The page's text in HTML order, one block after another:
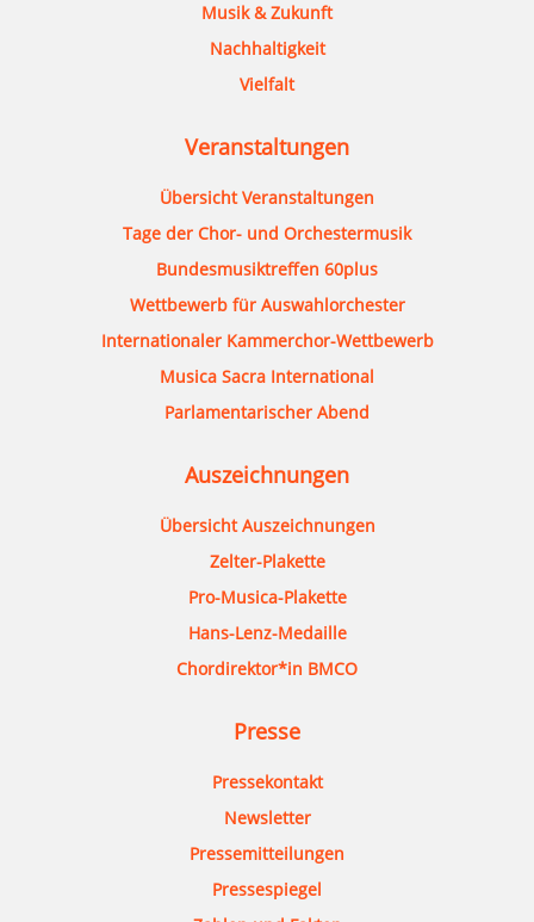
Musik & Zukunft
Nachhaltigkeit
Vielfalt
Veranstaltungen
Übersicht Veranstaltungen
Tage der Chor- und Orchestermusik
Bundesmusiktreffen 60plus
Wettbewerb für Auswahlorchester
Internationaler Kammerchor-Wettbewerb
Musica Sacra International
Parlamentarischer Abend
Auszeichnungen
Übersicht Auszeichnungen
Zelter-Plakette
Pro-Musica-Plakette
Hans-Lenz-Medaille
Chordirektor*in BMCO
Presse
Pressekontakt
Newsletter
Pressemitteilungen
Pressespiegel